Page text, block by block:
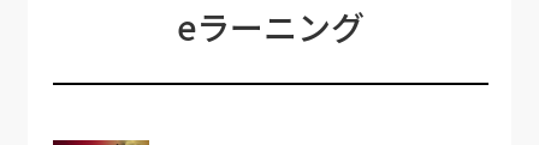
eラーニング